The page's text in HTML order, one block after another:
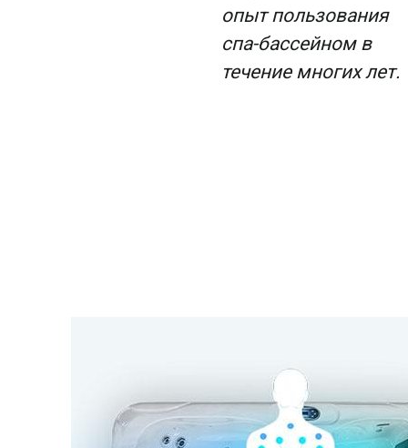
опыт пользования
спа-бассейном в
течение многих лет.